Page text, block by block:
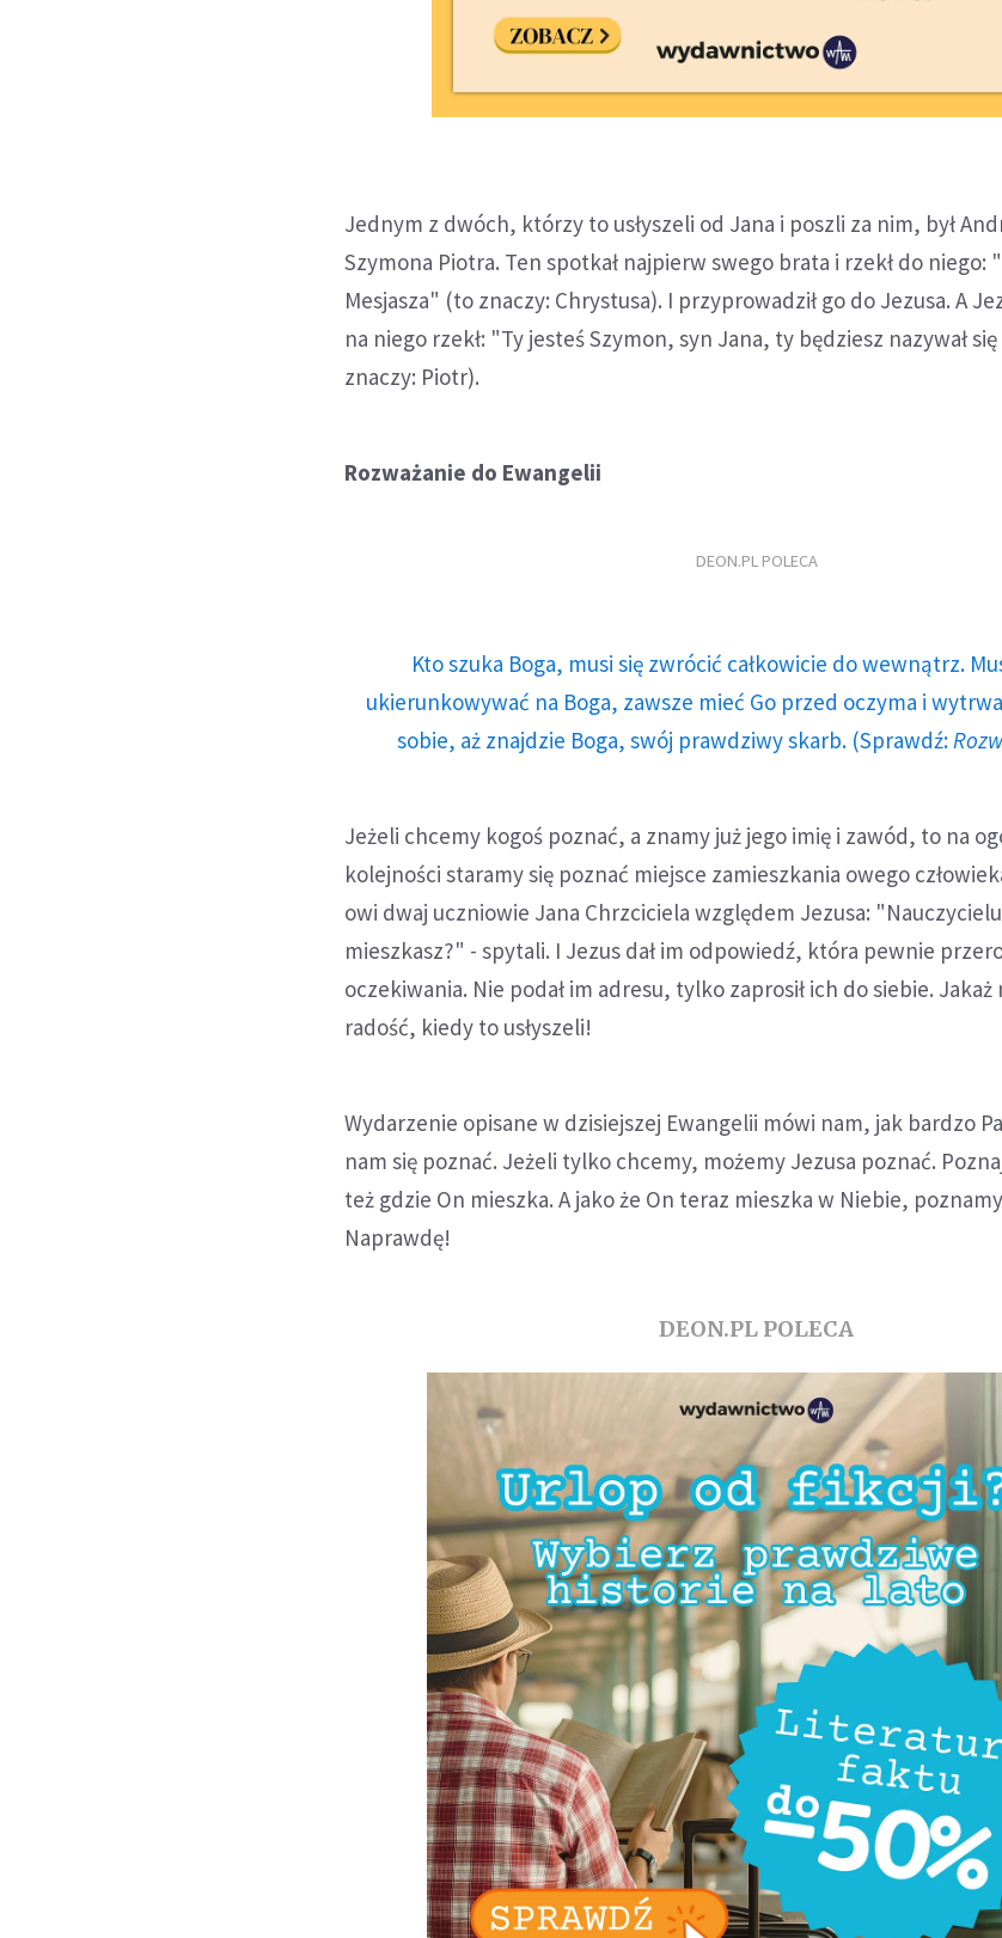
Jednym z dwóch, którzy to usłyszeli od Jana i poszli za nim, był
Szymona Piotra. Ten spotkał najpierw swego brata i rzekł do niego:
Mesjasza" (to znaczy: Chrystusa). I przyprowadził go do Jezusa. A
na niego rzekł: "Ty jesteś Szymon, syn Jana, ty będziesz nazywał
znaczy: Piotr).
Rozważanie do Ewangelii
DEON.PL POLECA
Kto szuka Boga, musi się zwrócić całkowicie do wewnątrz.
ukierunkowywać na Boga, zawsze mieć Go przed oczyma i
sobie, aż znajdzie Boga, swój prawdziwy skarb. (Sprawdź:
Jeżeli chcemy kogoś poznać, a znamy już jego imię i zawód, to na
kolejności staramy się poznać miejsce zamieszkania owego
owi dwaj uczniowie Jana Chrzciciela względem Jezusa:
mieszkasz?" - spytali. I Jezus dał im odpowiedź, która pewnie
oczekiwania. Nie podał im adresu, tylko zaprosił ich do siebie. Jakaż
radość, kiedy to usłyszeli!
Wydarzenie opisane w dzisiejszej Ewangelii mówi nam, jak bardzo
nam się poznać. Jeżeli tylko chcemy, możemy Jezusa poznać.
też gdzie On mieszka. A jako że On teraz mieszka w Niebie,
Naprawdę!
DEON.PL POLECA